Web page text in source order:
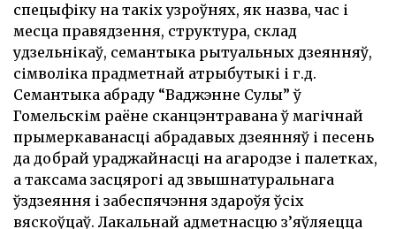
спецыфіку на такіх узроўнях, як назва, час і
месца правядзення, структура, склад
удзельнікаў, семантыка рытуальных дзеянняў,
сімволіка прадметнай атрыбутыкі і г.д.
Семантыка абраду “Ваджэнне Сулы” ў
Гомельскім раёне сканцэнтравана ў магічнай
прымеркаванасці абрадавых дзеянняў і песень
да добрай ураджайнасці на агародзе і палетках,
а таксама засцярогі ад звышнатуральнага
ўздзеяння і забеспячэння здароўя ўсіх
вяскоўцаў. Лакальнай адметнасцю з’яўляецца